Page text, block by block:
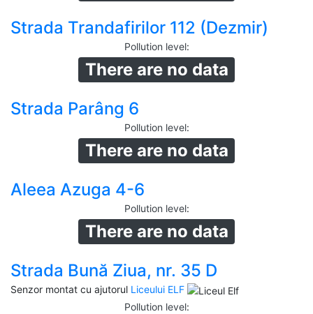
Strada Trandafirilor 112 (Dezmir)
Pollution level:
There are no data
Strada Parâng 6
Pollution level:
There are no data
Aleea Azuga 4-6
Pollution level:
There are no data
Strada Bună Ziua, nr. 35 D
Senzor montat cu ajutorul Liceului ELF
Pollution level: